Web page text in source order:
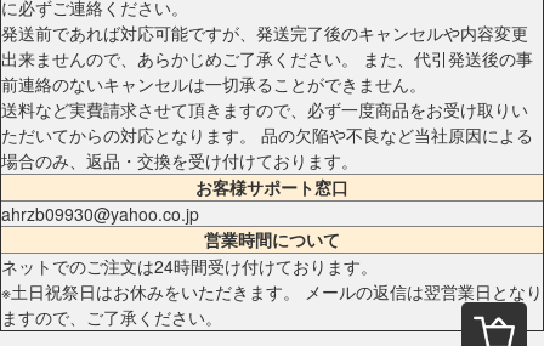
に必ずご連絡ください。
発送前であれば対応可能ですが、発送完了後のキャンセルや内容変更
出来ませんので、あらかじめご了承ください。 また、代引発送後の事
前連絡のないキャンセルは一切承ることができません。
送料など実費請求させて頂きますので、必ず一度商品をお受け取りい
ただいてからの対応となります。 品の欠陥や不良など当社原因による
場合のみ、返品・交換を受け付けております。
お客様サポート窓口
ahrzb09930@yahoo.co.jp
営業時間について
ネットでのご注文は24時間受け付けております。
※土日祝祭日はお休みをいただきます。 メールの返信は翌営業日となり
ますので、ご了承ください。